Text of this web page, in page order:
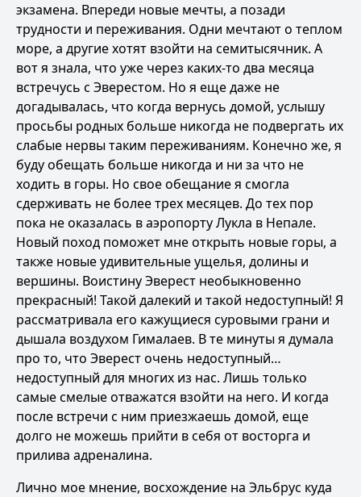
экзамена. Впереди новые мечты, а позади
трудности и переживания. Одни мечтают о теплом
море, а другие хотят взойти на семитысячник. А
вот я знала, что уже через каких-то два месяца
встречусь с Эверестом. Но я еще даже не
догадывалась, что когда вернусь домой, услышу
просьбы родных больше никогда не подвергать их
слабые нервы таким переживаниям. Конечно же, я
буду обещать больше никогда и ни за что не
ходить в горы. Но свое обещание я смогла
сдерживать не более трех месяцев. До тех пор
пока не оказалась в аэропорту Лукла в Непале.
Новый поход поможет мне открыть новые горы, а
также новые удивительные ущелья, долины и
вершины. Воистину Эверест необыкновенно
прекрасный! Такой далекий и такой недоступный! Я
рассматривала его кажущиеся суровыми грани и
дышала воздухом Гималаев. В те минуты я думала
про то, что Эверест очень недоступный…
недоступный для многих из нас. Лишь только
самые смелые отважатся взойти на него. И когда
после встречи с ним приезжаешь домой, еще
долго не можешь прийти в себя от восторга и
прилива адреналина.
Лично мое мнение, восхождение на Эльбрус куда